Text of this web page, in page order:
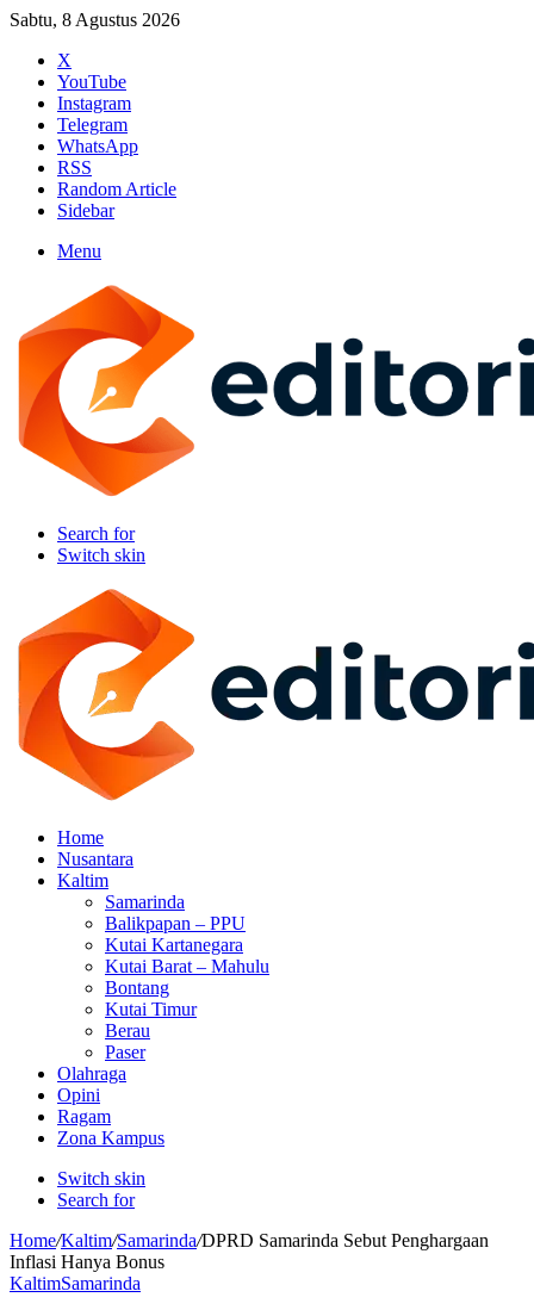
Sabtu, 8 Agustus 2026
X
YouTube
Instagram
Telegram
WhatsApp
RSS
Random Article
Sidebar
Menu
Search for
Switch skin
Home
Nusantara
Kaltim
Samarinda
Balikpapan – PPU
Kutai Kartanegara
Kutai Barat – Mahulu
Bontang
Kutai Timur
Berau
Paser
Olahraga
Opini
Ragam
Zona Kampus
Switch skin
Search for
Home/Kaltim/Samarinda/DPRD Samarinda Sebut Penghargaan
Inflasi Hanya Bonus
KaltimSamarinda